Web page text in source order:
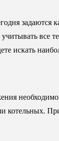
задаются
все
искать
котельных.